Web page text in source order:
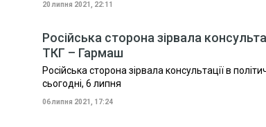
20 липня 2021, 22:11
Російська сторона зірвала
ТКГ – Гармаш
Російська сторона зірвала консультації в
сьогодні, 6 липня
06 липня 2021, 17:24